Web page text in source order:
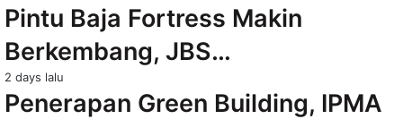
Pintu Baja Fortress Makin
Berkembang, JBS…
2 days lalu
Penerapan Green Building, IPMA